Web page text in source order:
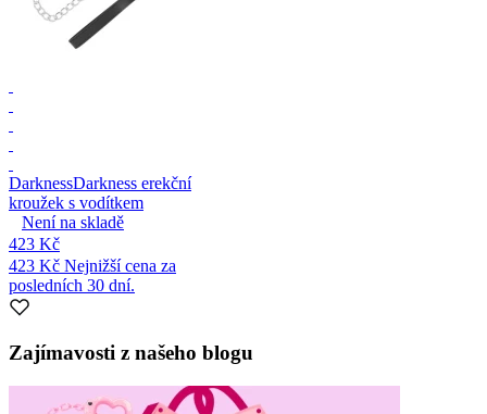
DarknessDarkness erekční
kroužek s vodítkem
Není na skladě
423 Kč
423 Kč Nejnižší cena za
posledních 30 dní.
Zajímavosti z našeho blogu